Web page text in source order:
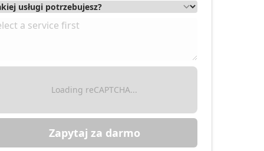
Loading reCAPTCHA...
Zapytaj za darmo